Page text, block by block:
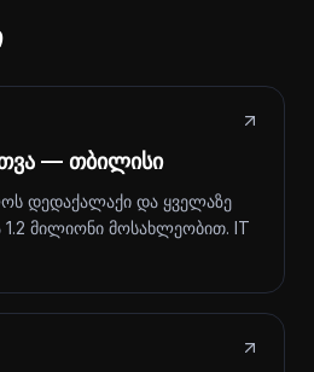
— თბილისი
დედაქალაქი და ყველაზე
1.2 მილიონი მოსახლეობით. IT